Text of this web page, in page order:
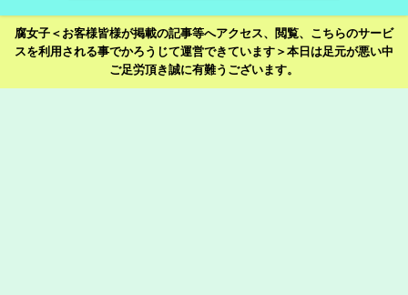
腐女子＜お客様皆様が掲載の記事等へアクセス、閲覧、こちらのサービ
スを利用される事でかろうじて運営できています＞本日は足元が悪い中
ご足労頂き誠に有難うございます。